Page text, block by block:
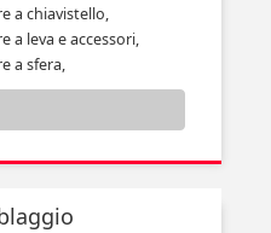
a chiavistello,
a leva e accessori,
a sfera,
in gomma,
cilindrica fissa,